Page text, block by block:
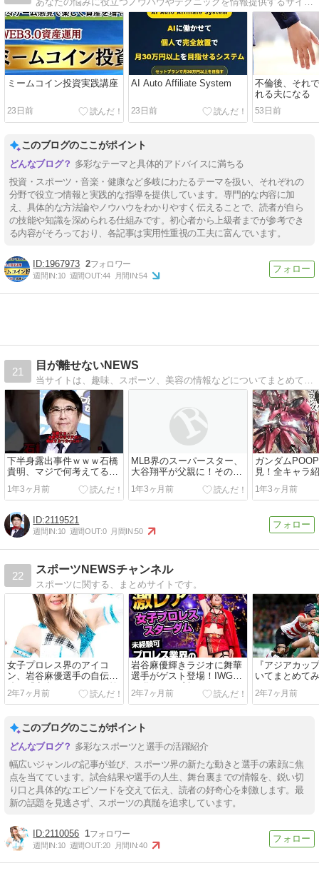
ミームコイン投資実践講座
23日前
AI Auto Affiliate System
23日前
不倫後、それ
れる夫になる
53日前
このブログのここがポイント
多彩なテーマと具体的アドバイスに満ちる
投資・スポーツ・音楽・健康など多岐にわたるテーマを扱い、それぞれの
分野で役立つ情報と実践的な指導を提供しています。専門的な内容に加
え、具体的な方法論やノウハウをわかりやすく伝えることで、読者が自ら
の技能や知識を深められる仕組みです。初心者から上級者までが参考でき
る内容がそろっており、各記事は実用性重視の工夫に富んでいます。
1967973 2
週間IN:10 週間OUT:44 月間IN:54
21
目が離せないNEWS
下半身露出事件ｗｗｗ石橋
貴明、マジで何考えてるね
んｗｗｗ
1年3ヶ月前
MLB界のスーパースター、
大谷翔平が父親に！その詳
細とは？
1年3ヶ月前
ガンダム
見！全キャラ
ンまとめ
1年3ヶ月前
2119521
週間IN:10 週間OUT:0 月間IN:50
22
スポーツNEWSチャンネル
スポーツに関する、まとめサイトです。
女子プロレス界のアイコ
ン、岩谷麻優選手の自伝的
映画『家出レスラー』の第
1弾キャスト発表！竹中直
2年7ヶ月前
岩谷麻優輝きラジオに舞華
選手がゲスト登場！IWGP
を獲得した感想は？
2年7ヶ月前
『アジアカッ
いてまとめて
2年7ヶ月前
このブログのここがポイント
多彩なスポーツと選手の活躍紹介
幅広いジャンルの記事が並び、スポーツ界の新たな動きと選手の素顔に焦
点を当てています。試合結果や選手の人生、舞台裏までの情報を、鋭い切
り口と具体的なエピソードを交えて伝え、読者の好奇心を刺激します。最
新の話題を見逃さず、スポーツの真髄を追求しています。
2110056 1
週間IN:10 週間OUT:20 月間IN:40